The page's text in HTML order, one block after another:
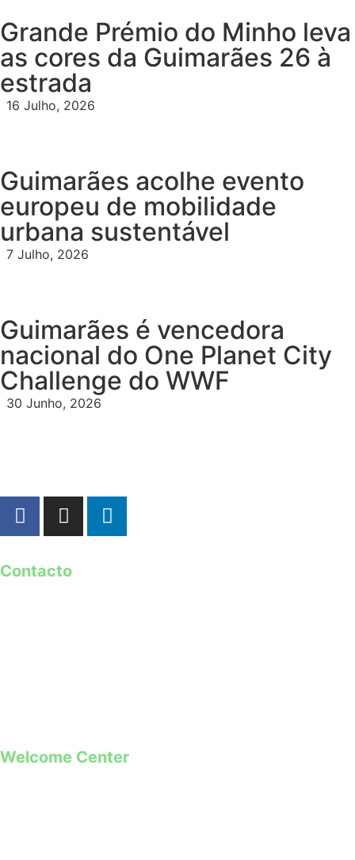
Grande Prémio do Minho leva
as cores da Guimarães 26 à
estrada
16 Julho, 2026
Guimarães acolhe evento
europeu de mobilidade
urbana sustentável
7 Julho, 2026
Guimarães é vencedora
nacional do One Planet City
Challenge do WWF
30 Junho, 2026
Contacto
Welcome Center